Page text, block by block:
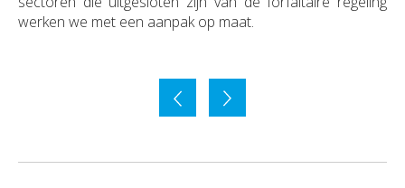
werken we met een aanpak op maat.